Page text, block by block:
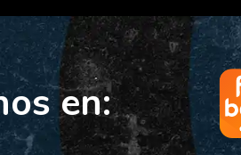
en: